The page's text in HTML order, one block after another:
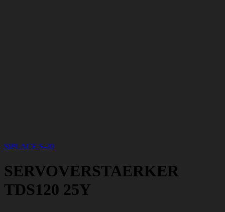
SIPLACE S-20
SERVOVERSTAERKER
TDS120 25Y